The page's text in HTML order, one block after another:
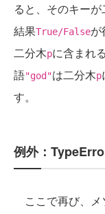
ると、そのキー
結果True/Falseが
二分木pに含まれ
語"god"は二分木p
す。
例外：
ここで再び、メ